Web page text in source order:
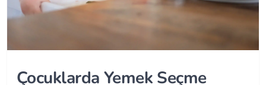
Çocuklarda Yemek Seçme